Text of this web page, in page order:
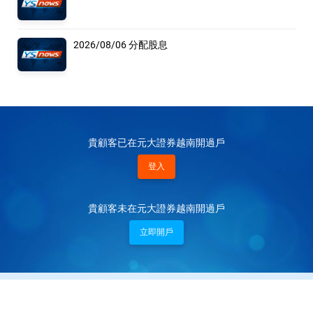
2026/08/06 分配股息
貴顧客已在元大證券越南開過戶
登入
貴顧客未在元大證券越南開過戶
立即開戶